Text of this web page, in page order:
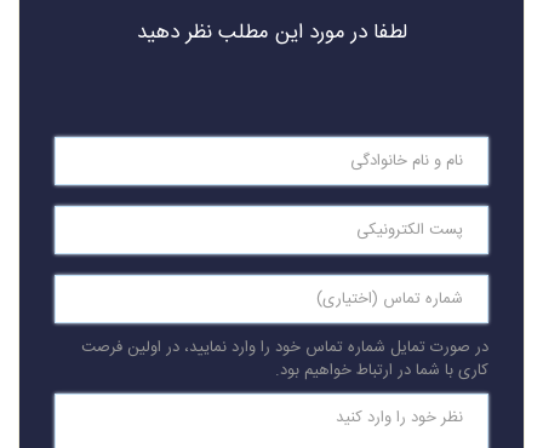
لطفا در مورد این مطلب نظر دهید
در صورت تمایل شماره تماس خود را وارد نمایید، در اولین فرصت
کاری با شما در ارتباط خواهیم بود.